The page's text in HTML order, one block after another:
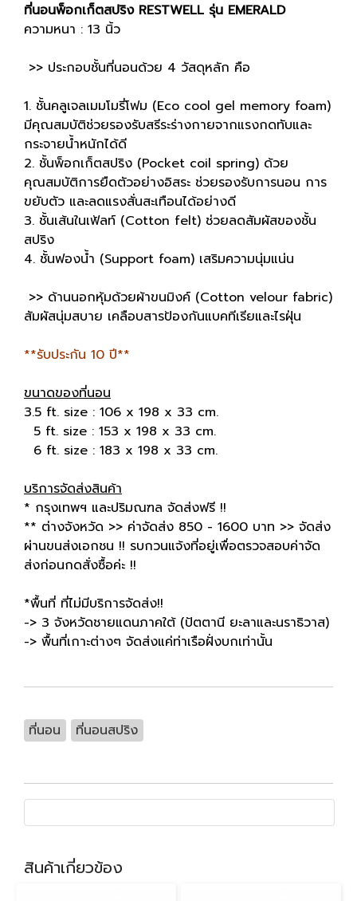
ที่นอนพ็อกเก็ตสปริง RESTWELL รุ่น EMERALD
ความหนา : 13 นิ้ว
>> ประกอบชั้นที่นอนด้วย 4 วัสดุหลัก คือ
1. ชั้นคลูเจลเมมโมรี่โฟม (Eco cool gel memory foam)
มีคุณสมบัติช่วยรองรับสรีระร่างกายจากแรงกดทับและ
กระจายน้ำหนักได้ดี
2. ชั้นพ็อกเก็ตสปริง (Pocket coil spring) ด้วย
คุณสมบัติการยืดตัวอย่างอิสระ ช่วยรองรับการนอน การ
ขยับตัว และลดแรงสั่นสะเทือนได้อย่างดี
3. ชั้นเส้นในเฟ้ลท์ (Cotton felt) ช่วยลดสัมผัสของชั้น
สปริง
4. ชั้นฟองน้ำ (Support foam) เสริมความนุ่มแน่น
>> ด้านนอกหุ้มด้วยผ้าขนมิงค์ (Cotton velour fabric)
สัมผัสนุ่มสบาย เคลือบสารป้องกันแบคทีเรียและไรฝุ่น
**รับประกัน 10 ปี**
ขนาดของที่นอน
3.5 ft. size : 106 x 198 x 33 cm.
5 ft. size : 153 x 198 x 33 cm.
6 ft. size : 183 x 198 x 33 cm.
บริการจัดส่งสินค้า
* กรุงเทพฯ และปริมณฑล จัดส่งฟรี !!
** ต่างจังหวัด >> ค่าจัดส่ง 850 - 1600 บาท >> จัดส่ง
ผ่านขนส่งเอกชน !! รบกวนแจ้งที่อยู่เพื่อตรวจสอบค่าจัด
ส่งก่อนกดสั่งซื้อค่ะ !!
*พื้นที่ ที่ไม่มีบริการจัดส่ง!!
-> 3 จังหวัดชายแดนภาคใต้ (ปัตตานี ยะลาและนราธิวาส)
-> พื้นที่เกาะต่างๆ จัดส่งแค่ท่าเรือฝั่งบกเท่านั้น
ที่นอน ที่นอนสปริง
สินค้าเกี่ยวข้อง